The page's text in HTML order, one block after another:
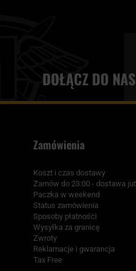
DOŁĄCZ DO NAS
Zamówienia
Koszt i czas dostawy
Zamów do 23:00 - dostawa
Paczka w weekend
Status zamówienia
Sposoby płatności
Wysyłka za granicę
Zwroty
Reklamacje i gwarancja
Tax Free